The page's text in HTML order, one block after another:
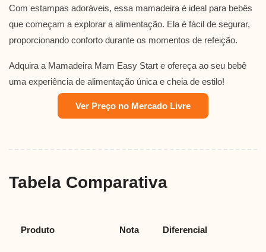
Com estampas adoráveis, essa mamadeira é ideal para bebês
que começam a explorar a alimentação. Ela é fácil de segurar,
proporcionando conforto durante os momentos de refeição.
Adquira a Mamadeira Mam Easy Start e ofereça ao seu bebê
uma experiência de alimentação única e cheia de estilo!
Ver Preço no Mercado Livre
Tabela Comparativa
Produto Nota Diferencial